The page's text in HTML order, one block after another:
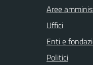
Aree
Uffici
Enti e
Politici